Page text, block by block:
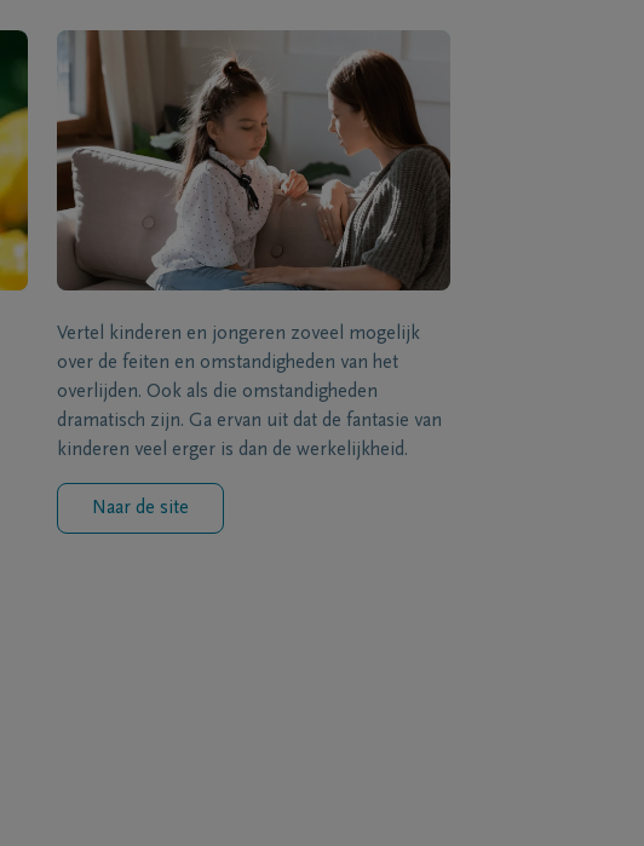
Vertel kinderen en jongeren zoveel mogelijk
over de feiten en omstandigheden van het
overlijden. Ook als die omstandigheden
dramatisch zijn. Ga ervan uit dat de fantasie van
kinderen veel erger is dan de werkelijkheid.
Naar de site